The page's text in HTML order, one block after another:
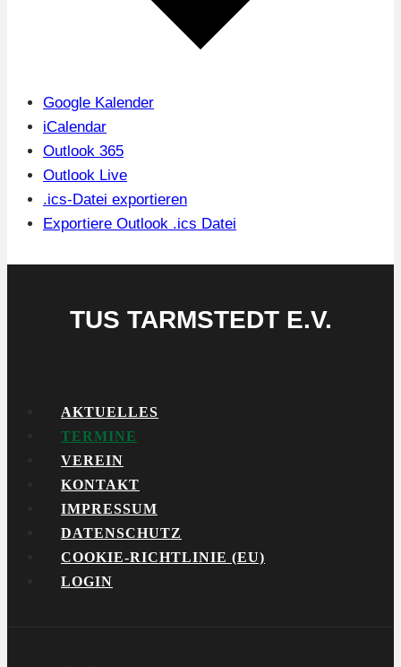
Google Kalender
iCalendar
Outlook 365
Outlook Live
.ics-Datei exportieren
Exportiere Outlook .ics Datei
TUS TARMSTEDT E.V.
AKTUELLES
TERMINE
VEREIN
KONTAKT
IMPRESSUM
DATENSCHUTZ
COOKIE-RICHTLINIE (EU)
LOGIN